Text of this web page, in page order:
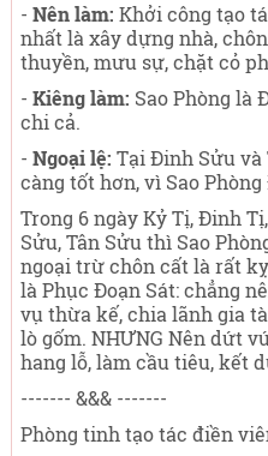
- Nên làm: Khởi công tạo
nhất là xây dựng nhà,
thuyền, mưu sự, chặt cỏ
- Kiêng làm: Sao Phòng là
chi cả.
- Ngoại lệ: Tại Đinh Sửu và
càng tốt hơn, vì Sao
Trong 6 ngày Kỷ Tị, Đinh
Sửu, Tân Sửu thì Sao
ngoại trừ chôn cất là rất
là Phục Đoạn Sát: chẳng
vụ thừa kế, chia lãnh gia
lò gốm. NHƯNG Nên dứt
hang lỗ, làm cầu tiêu, kết
------- &&& -------
Phòng tinh tạo tác điền